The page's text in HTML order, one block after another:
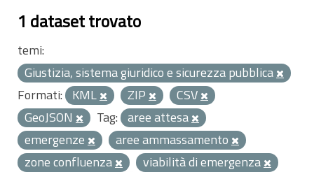
1 dataset trovato
temi:
Giustizia, sistema giuridico e sicurezza pubblica
Formati: KML ZIP
CSV
GeoJSON
Tag: aree attesa
emergenze
aree ammassamento
zone confluenza
viabilità di emergenza